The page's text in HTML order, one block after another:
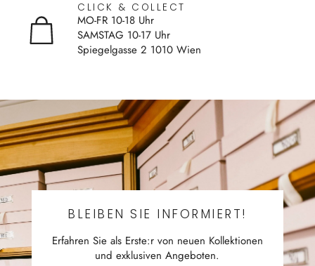
CLICK & COLLECT
MO-FR 10-18 Uhr
SAMSTAG 10-17 Uhr
Spiegelgasse 2 1010 Wien
BLEIBEN SIE INFORMIERT!
Erfahren Sie als Erste:r von neuen Kollektionen
und exklusiven Angeboten.